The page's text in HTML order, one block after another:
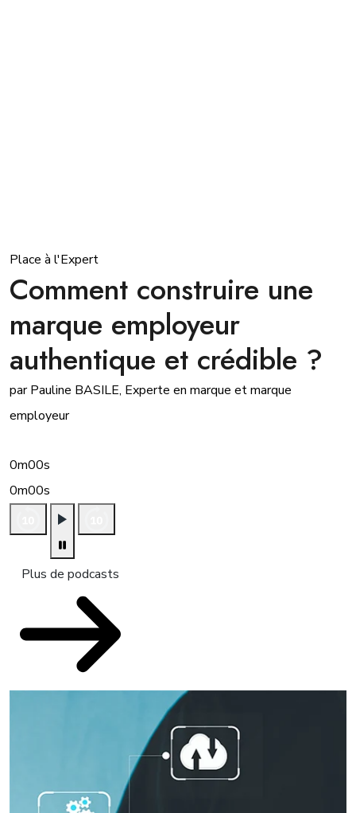
Place à l'Expert
Comment construire une
marque employeur
authentique et crédible ?
par Pauline BASILE, Experte en marque et marque
employeur
0m00s
0m00s
Plus de podcasts